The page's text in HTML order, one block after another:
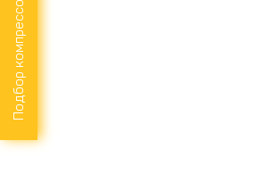
Подбор компрессора